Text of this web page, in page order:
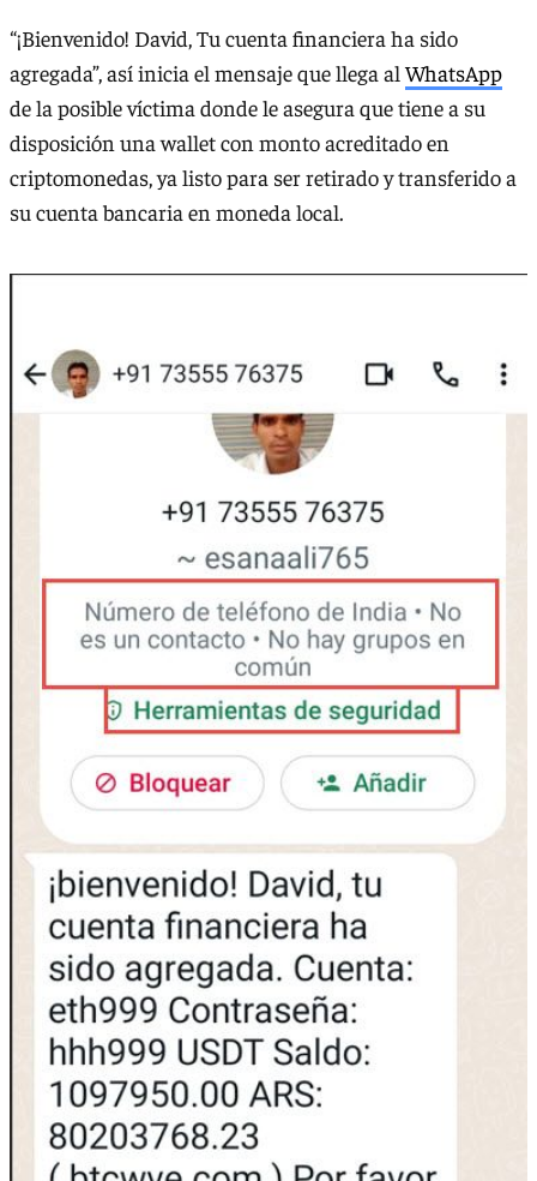
“¡Bienvenido! David, Tu cuenta financiera ha sido
agregada”, así inicia el mensaje que llega alWhatsApp
de la posible víctima donde le asegura que tiene a su
disposición una wallet con monto acreditado en
criptomonedas, ya listo para ser retirado y transferido a
su cuenta bancaria en moneda local.